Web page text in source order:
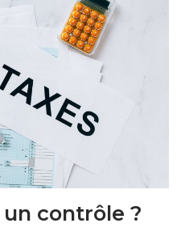
contrôle ?